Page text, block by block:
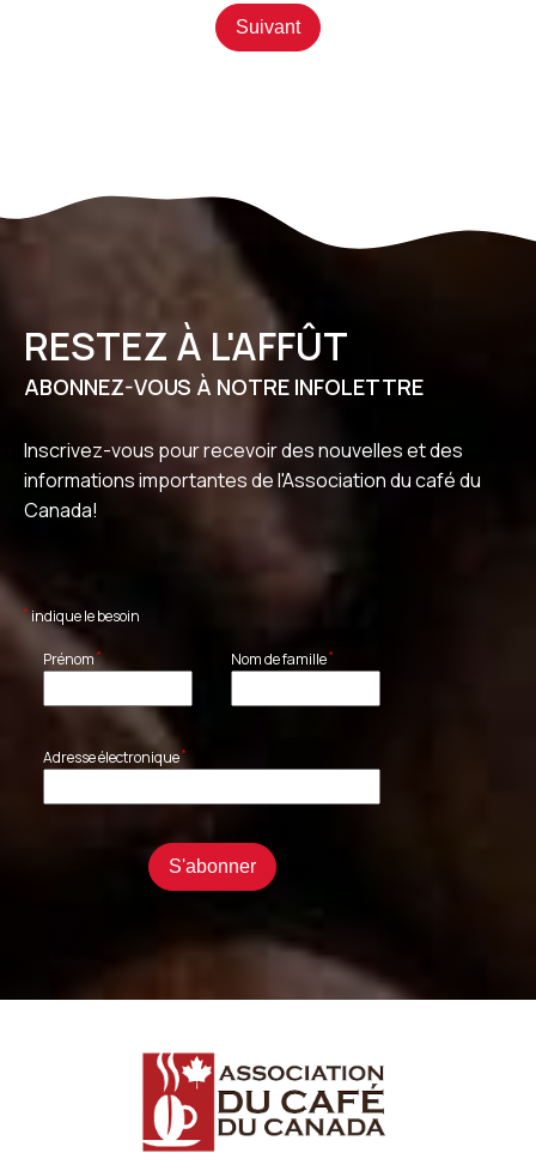
Suivant
RESTEZ À L'AFFÛT
ABONNEZ-VOUS À NOTRE INFOLETTRE
Inscrivez-vous pour recevoir des nouvelles et des
informations importantes de l'Association du café du
Canada!
*indique le besoin
Prénom* Nom de famille*
Adresse électronique*